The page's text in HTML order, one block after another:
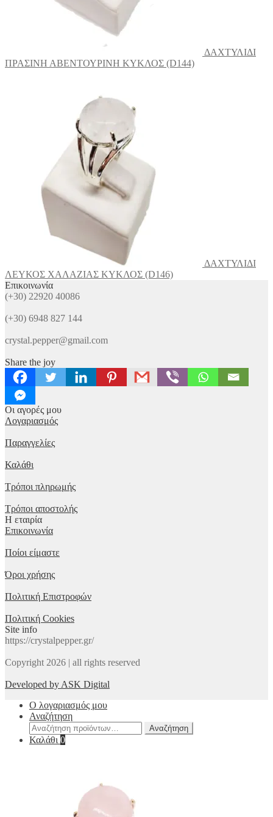
ΔΑΧΤΥΛΙΔΙ
ΠΡΑΣΙΝΗ ΑΒΕΝΤΟΥΡΙΝΗ ΚΥΚΛΟΣ (D144)
ΔΑΧΤΥΛΙΔΙ
ΛΕΥΚΟΣ ΧΑΛΑΖΙΑΣ ΚΥΚΛΟΣ (D146)
Επικοινωνία
(+30) 22920 40086
(+30) 6948 827 144
crystal.pepper@gmail.com
Share the joy
Οι αγορές μου
Λογαριασμός
Παραγγελίες
Καλάθι
Τρόποι πληρωμής
Τρόποι αποστολής
Η εταιρία
Επικοινωνία
Ποίοι είμαστε
Όροι χρήσης
Πολιτική Επιστροφών
Πολιτική Cookies
Site info
https://crystalpepper.gr/
Copyright 2026 | all rights reserved
Developed by ASK Digital
Ο λογαριασμός μου
Αναζήτηση
Αναζήτηση
για:
Αναζήτηση
Καλάθι 0